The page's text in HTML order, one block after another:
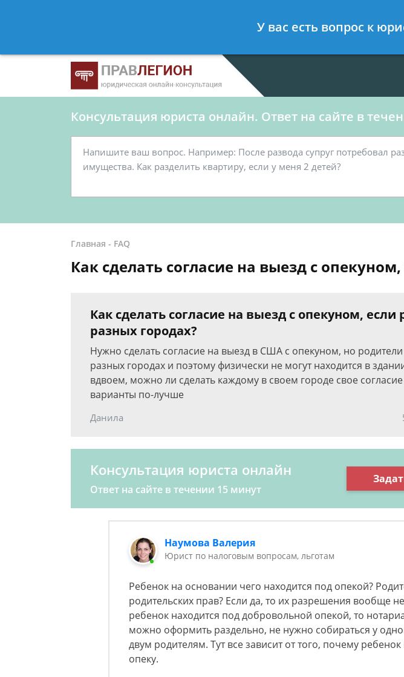
- Юрист по гражданскому праву, социальные
Консультация юриста онлайн. Ответ на сайте в
Главная - FAQ
Как сделать согласие на выезд с
Как сделать согласие на выезд с опекуном, если
разных городах?
Нужно сделать согласие на выезд в США с опекуном, но родители
разных городах и поэтому физически не могут находится в
вдвоем, можно ли сделать каждому в своем городе свое согласие
варианты по-лучше
Данила
Консультация юриста онлайн
Ответ на сайте в течении 15 минут
Наумова Валерия
Юрист по налоговым вопросам, льготам
Ребенок на основании чего находится под опекой?
родительских прав? Если да, то их разрешения вообще
ребенок находится под добровольной опекой, то
можно оформить раздельно, не нужно собираться у
двум родителям. Тут все зависит от того, почему
опеку.
У вас есть вопрос к